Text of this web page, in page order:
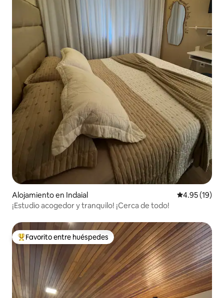
Alojamiento en Indaial Calificación
4.95 (19)
¡Estudio acogedor y tranquilo! ¡Cerca de todo!
Favorito entre huéspedes preferido
Favorito entre huéspedes